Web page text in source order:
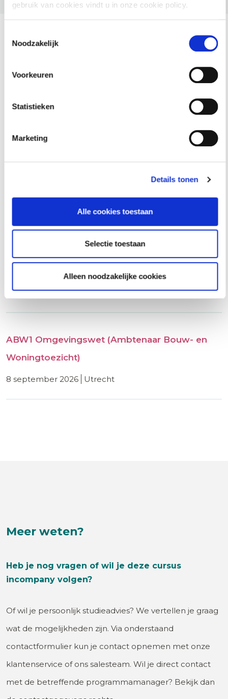
gebruik van cookies vindt u in onze cookie policy.
Noodzakelijk
Voorkeuren
Statistieken
Marketing
Details tonen
Alle cookies toestaan
Selectie toestaan
Alleen noodzakelijke cookies
HAMIL voor gemeenten – Handhaving Milieu
Omgevingswet
8 september 2026 utrecht
ABW1 Omgevingswet (Ambtenaar Bouw- en
Woningtoezicht)
8 september 2026 utrecht
Meer weten?
Heb je nog vragen of wil je deze cursus
incompany volgen?
Of wil je persoonlijk studieadvies? We vertellen je graag
wat de mogelijkheden zijn. Via onderstaand
contactformulier kun je contact opnemen met onze
klantenservice of ons salesteam. Wil je direct contact
met de betreffende programmamanager? Bekijk dan